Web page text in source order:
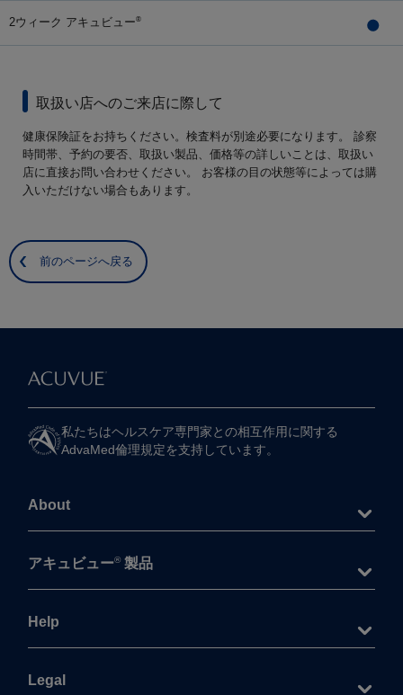
2ウィーク アキュビュー®
取扱い店へのご来店に際して
健康保険証をお持ちください。検査料が別途必要になります。 診察
時間帯、予約の要否、取扱い製品、価格等の詳しいことは、取扱い
店に直接お問い合わせください。 お客様の目の状態等によっては購
入いただけない場合もあります。
前のページへ戻る
私たちは​ヘルスケア専門家との​相互作用に​関する​
AdvaMed倫理規定を​支持しています。
About
アキュビュー® 製品
Help
Legal